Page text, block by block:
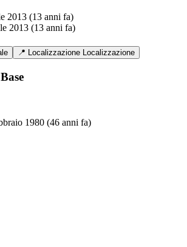
2013 (13 anni fa)
2013 (13 anni fa)
📍 Localizzazione Localizzazione
1980 (46 anni fa)